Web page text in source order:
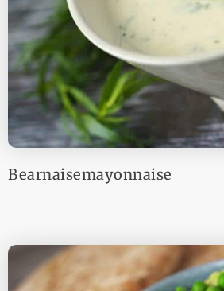
Bearnaisemayonnaise